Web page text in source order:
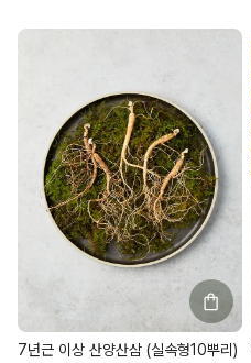
7년근 이상 산양산삼 (실속형10뿌리)